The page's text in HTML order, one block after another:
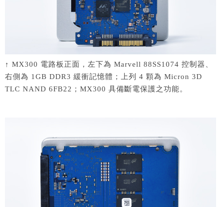
↑ MX300 電路板正面，左下為 Marvell 88SS1074 控制器、
右側為 1GB DDR3 緩衝記憶體；上列 4 顆為 Micron 3D
TLC NAND 6FB22；MX300 具備斷電保護之功能。